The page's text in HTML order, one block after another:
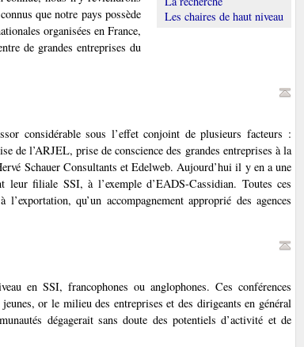
Les chaires de haut niveau
que notre pays possède
organisées en France,
de grandes entreprises du
considérable sous l’effet conjoint de plusieurs facteurs :
de l’ARJEL, prise de conscience des grandes entreprises à la
Schauer Consultants et Edelweb. Aujourd’hui il y en a une
leur filiale SSI, à l’exemple d’EADS-Cassidian. Toutes ces
qu’un accompagnement approprié des agences
en SSI, francophones ou anglophones. Ces conférences
or le milieu des entreprises et des dirigeants en général
dégagerait sans doute des potentiels d’activité et de